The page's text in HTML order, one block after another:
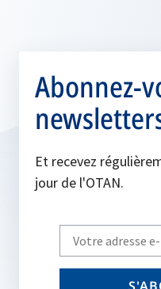
Abonnez-
Et recevez
jour de l'OTAN.
Write
your
email